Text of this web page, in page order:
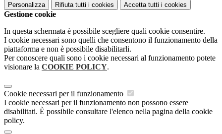
Personalizza Rifiuta tutti i cookies Accetta tutti i cookies
Gestione cookie
In questa schermata è possibile scegliere quali cookie consentire.
I cookie necessari sono quelli che consentono il funzionamento della
piattaforma e non è possibile disabilitarli.
Per conoscere quali sono i cookie necessari al funzionamento potete
visionare la COOKIE POLICY.
Cookie necessari per il funzionamento
I cookie necessari per il funzionamento non possono essere
disabilitati. È possibile consultare l'elenco nella pagina della cookie
policy.